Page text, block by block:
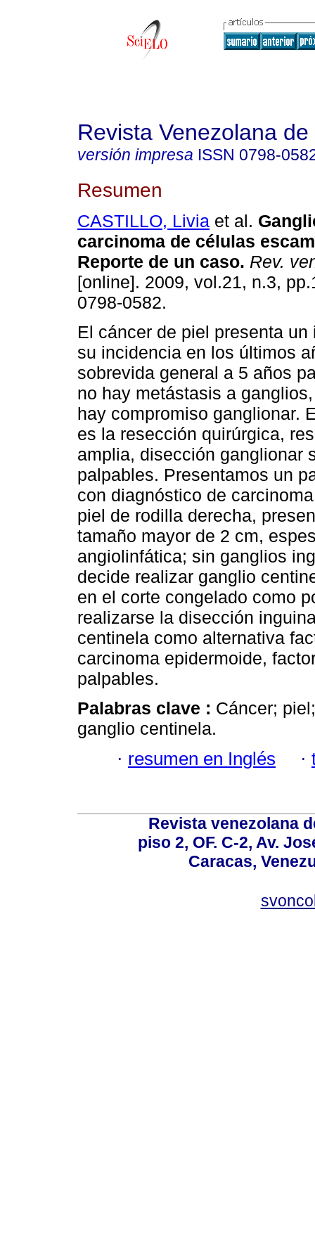
Revista Venezolana
versión impresa ISSN 0798-
Resumen
CASTILLO, Livia et al.
carcinoma de células
Reporte de un caso. Rev.
[online]. 2009, vol.21, n.3,
0798-0582.
El cáncer de piel presenta un
su incidencia en los últimos
sobrevida general a 5 años
no hay metástasis a
hay compromiso ganglionar.
es la resección quirúrgica,
amplia, disección ganglionar
palpables. Presentamos un
con diagnóstico de
piel de rodilla derecha,
tamaño mayor de 2 cm,
angiolinfática; sin ganglios
decide realizar ganglio
en el corte congelado como
realizarse la disección
centinela como alternativa
carcinoma epidermoide,
palpables.
Palabras clave : Cáncer;
ganglio centinela.
· resumen en Inglés ·
Revista venezolana
piso 2, OF. C-2, Av.
Caracas,